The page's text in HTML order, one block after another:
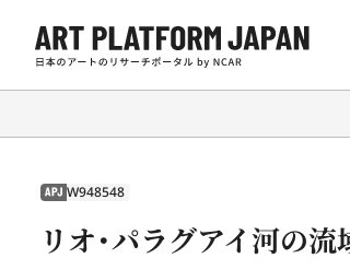
APJ W948548
リオ・パラグアイ河の